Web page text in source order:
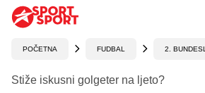
POČETNA FUDBAL 2.
Stiže iskusni golgeter na ljeto?